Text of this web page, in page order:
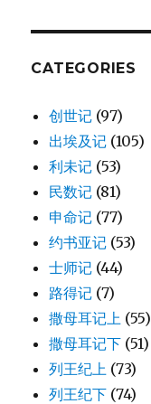
CATEGORIES
创世记 (97)
出埃及记 (105)
利未记 (53)
民数记 (81)
申命记 (77)
约书亚记 (53)
士师记 (44)
路得记 (7)
撒母耳记上 (55)
撒母耳记下 (51)
列王纪上 (73)
列王纪下 (74)